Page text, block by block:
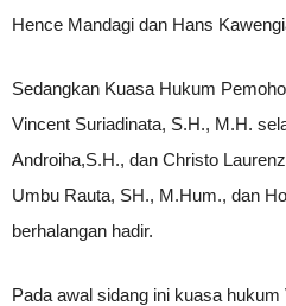
Hence Mandagi dan Hans
Sedangkan Kuasa Hukum
Vincent Suriadinata, S.H., M.H.
Androiha,S.H., dan Christo
Umbu Rauta, SH., M.Hum., dan
berhalangan hadir.
Pada awal sidang ini kuasa